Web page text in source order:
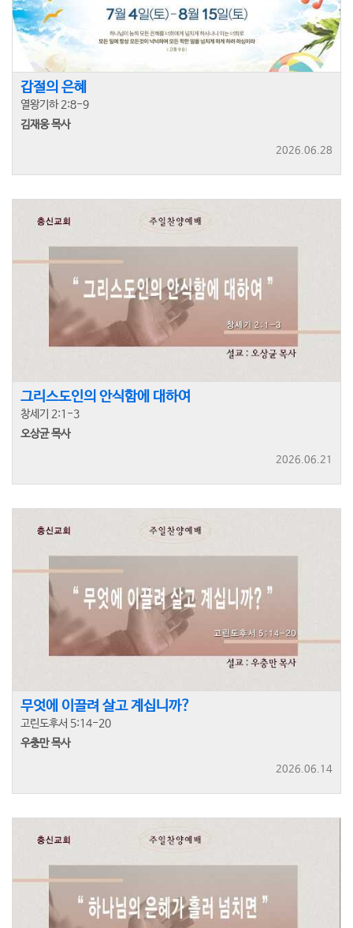
갑절의 은혜
열왕기하 2:8-9
김재웅 목사
2026.06.28
그리스도인의 안식함에 대하여
창세기 2:1-3
오상균 목사
2026.06.21
무엇에 이끌려 살고 계십니까?
고린도후서 5:14-20
우충만 목사
2026.06.14